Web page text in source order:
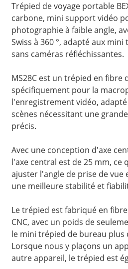
Trépied de voyage portable
carbone, mini support vidéo
photographie à faible angle,
Swiss à 360 °, adapté aux
sans caméras réfléchissantes.
MS28C est un trépied en fibre
spécifiquement pour la
l'enregistrement vidéo,
scènes nécessitant une
précis.
Avec une conception d'axe
l'axe central est de 25 mm, ce
ajuster l'angle de prise de
une meilleure stabilité et
Le trépied est fabriqué en
CNC, avec un poids de
le mini trépied de bureau plus
Lorsque nous y plaçons un
autre appareil, le trépied est